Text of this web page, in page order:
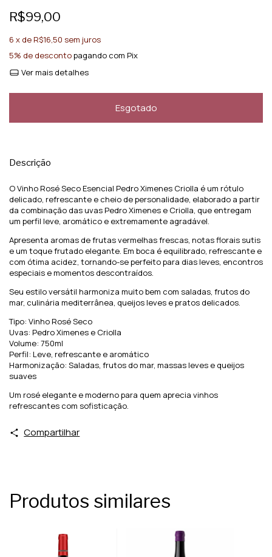
R$99,00
6 x deR$16,50 sem juros
5% de descontopagando com Pix
Ver mais detalhes
Descrição
O Vinho Rosé Seco Esencial Pedro Ximenes Criolla é um rótulo
delicado, refrescante e cheio de personalidade, elaborado a partir
da combinação das uvas Pedro Ximenes e Criolla, que entregam
um perfil leve, aromático e extremamente agradável.
Apresenta aromas de frutas vermelhas frescas, notas florais sutis
e um toque frutado elegante. Em boca é equilibrado, refrescante e
com ótima acidez, tornando-se perfeito para dias leves, encontros
especiais e momentos descontraídos.
Seu estilo versátil harmoniza muito bem com saladas, frutos do
mar, culinária mediterrânea, queijos leves e pratos delicados.
Tipo: Vinho Rosé Seco
Uvas: Pedro Ximenes e Criolla
Volume: 750ml
Perfil: Leve, refrescante e aromático
Harmonização: Saladas, frutos do mar, massas leves e queijos
suaves
Um rosé elegante e moderno para quem aprecia vinhos
refrescantes com sofisticação.
Compartilhar
Produtos similares